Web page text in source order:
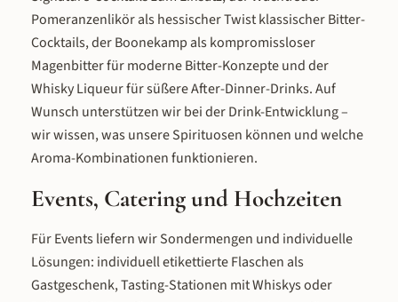
Pomeranzenlikör als hessischer Twist klassischer Bitter-
Cocktails, der Boonekamp als kompromissloser
Magenbitter für moderne Bitter-Konzepte und der
Whisky Liqueur für süßere After-Dinner-Drinks. Auf
Wunsch unterstützen wir bei der Drink-Entwicklung –
wir wissen, was unsere Spirituosen können und welche
Aroma-Kombinationen funktionieren.
Events, Catering und Hochzeiten
Für Events liefern wir Sondermengen und individuelle
Lösungen: individuell etikettierte Flaschen als
Gastgeschenk, Tasting-Stationen mit Whiskys oder